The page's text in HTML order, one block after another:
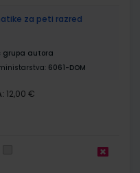
za peti razred
grupa autora
6061-DOM
12,00 €